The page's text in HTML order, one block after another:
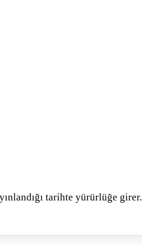
tarihte yürürlüğe girer.